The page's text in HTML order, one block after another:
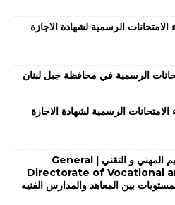
باجراء الامتحانات الرسمية لشهادة الاجازة
الرسمية في محافظة جبل لبنان
باجراء الامتحانات الرسمية لشهادة الاجازة
اجتماع في المديرية العامة للتعليم المهني و التقني | General
Directorate of Vocational
بين المعاهد والمدارس الفنيه